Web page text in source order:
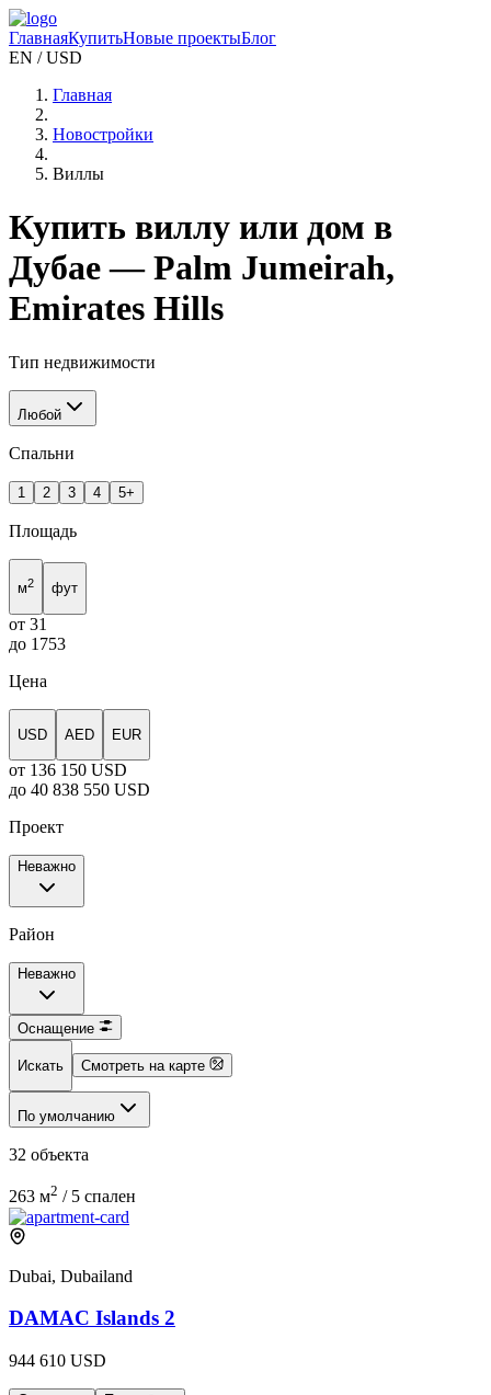
ГлавнаяКупитьНовые проектыБлог
EN / USD
Главная
Новостройки
Виллы
Купить виллу или дом в
Дубае — Palm Jumeirah,
Emirates Hills
Тип недвижимости
Любой
Спальни
1 2 3 4 5+
Площадь
м2 фут
от 31
до 1753
Цена
USD AED EUR
от 136 150 USD
до 40 838 550 USD
Проект
Неважно
Район
Неважно
Оснащение
Искать Смотреть на карте
По умолчанию
32 объекта
263 м2 / 5 спален
Dubai, Dubailand
DAMAC Islands 2
944 610 USD